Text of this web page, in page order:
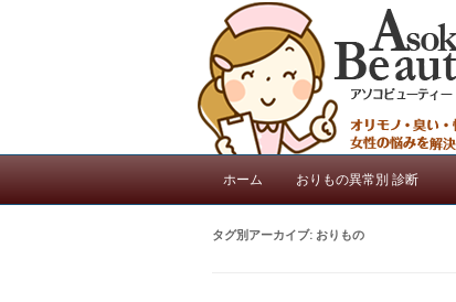
ホーム おりもの異常別 診断
タグ別アーカイブ: おりもの